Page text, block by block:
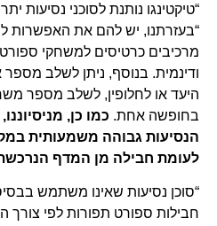
“טיקטינגו נותנת לסוכני נסיעות
“בעזרתנו, יש להם את האפשרות
מרכיבים כרטיסים למשחקי ספורט
ודינמית. בנוסף, ניתן לשלב מספר
היעד או לחלופין, לשלב מספר
בחופשה אחת.כמו כן, מניסיוננו,
הנסיעות גבוהה משמעותית
לעומת חבילה מן המדף הנרכשת
“סוכן נסיעות שאינו משתמש בבסיס
חבילות ספורט תפורות לפי צורך